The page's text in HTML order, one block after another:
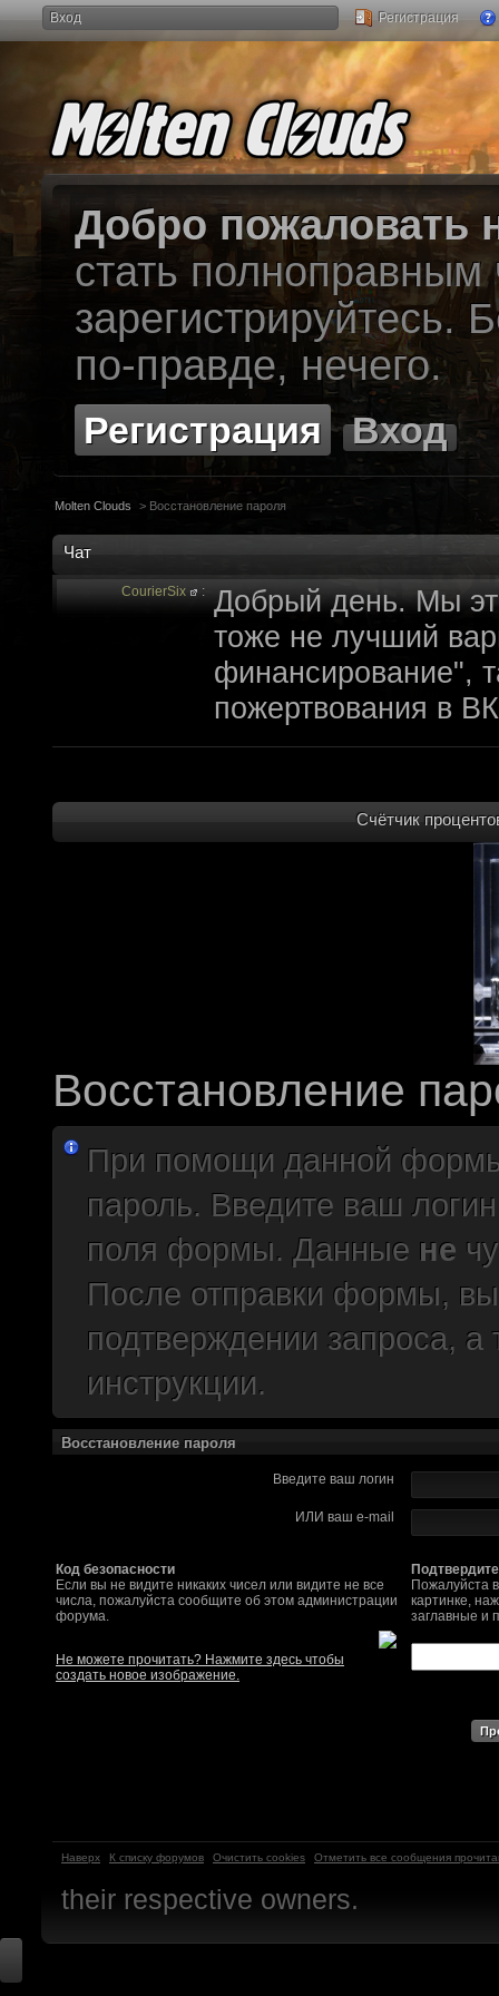
Вход Регистрация
Добро пожаловать
стать
зарегистрируйтесь.
по-правде, нечего.
Регистрация Вход
Molten Clouds > Восстановление пароля
Чат
CourierSix : Добрый день. Мы
тоже не лучший
финансирование",
пожертвования в
archivedproject : Привет, ребят! Не
не смыслят в
не допустит,
пор косят бабло.
финансирование с
собирать
хотелось, как бы
доделать свой
многообещающе.
олдфаги плакали
продолжали
CourierSix :
Здравствуйте,
обсудим.
https://
Здравствуйте,
вам помочь? Буду
CourierSix :
связаться с вами.
Привет реббя!
мужеством
Помогу, чем могу,
Надо будет как-то
https://discord.gg/
а ещо можна крч
трехмерны)
Счётчик
Восстановление
При помощи данной
пароль. Введите ваш
поля формы. Данные не
После отправки формы,
подтверждении запроса,
инструкции.
Восстановление пароля
Введите ваш логин
ИЛИ ваш e-mail
Код безопасности
Если вы не видите никаких чисел или видите не все
числа, пожалуйста сообщите об этом администрации
форума.
Пожалуйста
картинке,
заглавные и
Не можете прочитать? Нажмите здесь чтобы
создать новое изображение.
Наверх К списку форумов Очистить cookies Отметить все сообщения
their respective owners.